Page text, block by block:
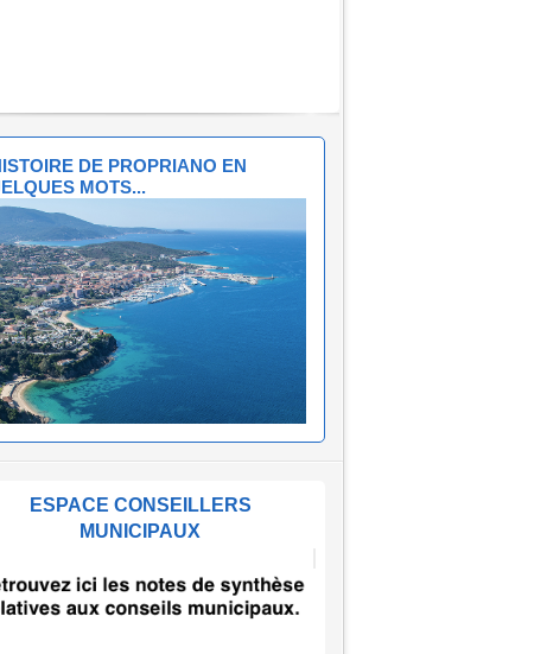
DE PROPRIANO EN
MOTS...
ESPACE CONSEILLERS
MUNICIPAUX